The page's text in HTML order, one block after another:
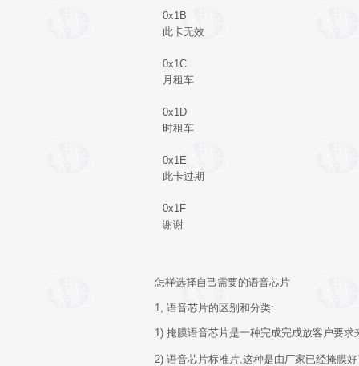
0x1B
此卡无效
0x1C
月租车
0x1D
时租车
0x1E
此卡过期
0x1F
谢谢
怎样选择自己需要的语音芯片
1, 语音芯片的区别和分类:
1) 掩膜语音芯片是一种完成完成放客户要求
2) 语音芯片标准片,这种是由厂家已经掩膜